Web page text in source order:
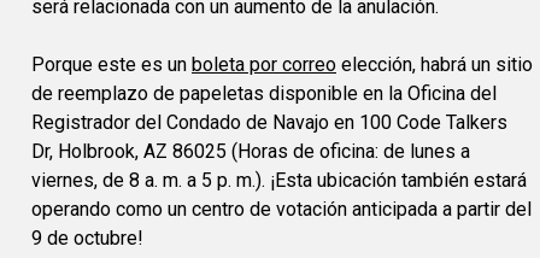
será relacionada con un aumento de la anulación.
Porque este es un boleta por correo elección, habrá un sitio
de reemplazo de papeletas disponible en la Oficina del
Registrador del Condado de Navajo en 100 Code Talkers
Dr, Holbrook, AZ 86025 (Horas de oficina: de lunes a
viernes, de 8 a. m. a 5 p. m.). ¡Esta ubicación también estará
operando como un centro de votación anticipada a partir del
9 de octubre!